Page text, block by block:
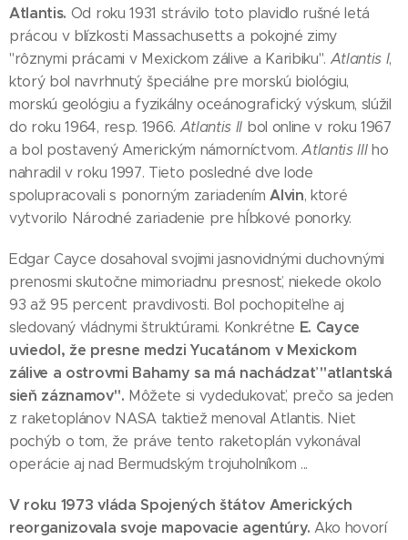
Atlantis. Od roku 1931 strávilo toto plavidlo rušné letá
prácou v blízkosti Massachusetts a pokojné zimy
"rôznymi prácami v Mexickom zálive a Karibiku". Atlantis I,
ktorý bol navrhnutý špeciálne pre morskú biológiu,
morskú geológiu a fyzikálny oceánografický výskum, slúžil
do roku 1964, resp. 1966. Atlantis II bol online v roku 1967
a bol postavený Americkým námorníctvom.Atlantis IIIho
nahradil v roku 1997. Tieto posledné dve lode
spolupracovali s ponorným zariadenímAlvin, ktoré
vytvorilo Národné zariadenie pre hĺbkové ponorky.
Edgar Cayce dosahoval svojimi jasnovidnými duchovnými
prenosmi skutočne mimoriadnu presnosť, niekede okolo
93 až 95 percent pravdivosti. Bol pochopiteľne aj
sledovaný vládnymi štruktúrami. Konkrétne E. Cayce
uviedol, že presne medzi Yucatánom v Mexickom
zálive a ostrovmi Bahamy sa má nachádzať "atlantská
sieň záznamov". Môžete si vydedukovať, prečo sa jeden
z raketoplánov NASA taktiež menoval Atlantis. Niet
pochýb o tom, že práve tento raketoplán vykonával
operácie aj nad Bermudským trojuholníkom ...
V roku 1973 vláda Spojených štátov Amerických
reorganizovala svoje mapovacie agentúry. Ako hovorí